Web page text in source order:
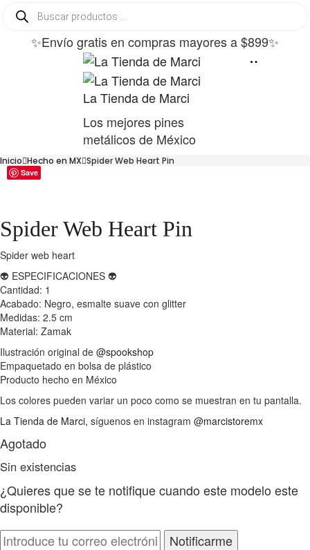
Búsqueda
de
✨Envío gratis en compras mayores a $899✨
La Tienda de Marci
Los mejores pines
metálicos de México
Inicio Hecho en MX Spider Web Heart Pin
Save
Spider Web Heart Pin
Spider web heart
👽 ESPECIFICACIONES 👽
Cantidad: 1
Acabado: Negro, esmalte suave con glitter
Medidas: 2.5 cm
Material: Zamak
Ilustración original de @spookshop
Empaquetado en bolsa de plástico
Producto hecho en México
Los colores pueden variar un poco como se muestran en tu pantalla.
La Tienda de Marci, síguenos en instagram @marcistoremx
Agotado
Sin existencias
¿Quieres que se te notifique cuando este modelo este
disponible?
Notificarme